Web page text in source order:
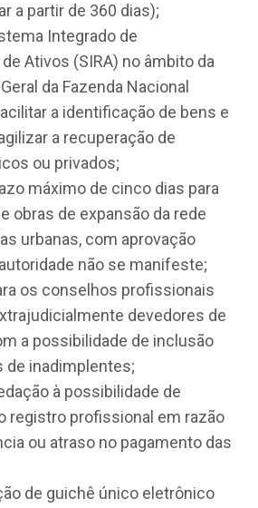
a partir de 360 dias);
Integrado de
Ativos (SIRA) no âmbito da
da Fazenda Nacional
a identificação de bens e
a recuperação de
ou privados;
máximo de cinco dias para
obras de expansão da rede
urbanas, com aprovação
não se manifeste;
os conselhos profissionais
devedores de
a possibilidade de inclusão
de inadimplentes;
à possibilidade de
registro profissional em razão
ou atraso no pagamento das
de guichê único eletrônico